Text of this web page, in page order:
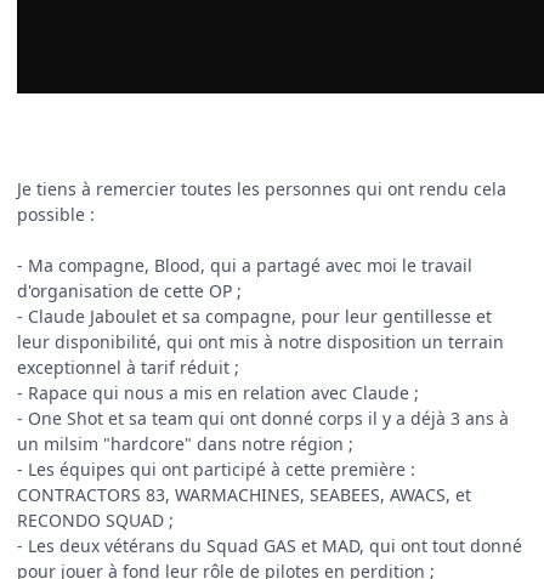
Je tiens à remercier toutes les personnes qui ont rendu cela
possible :
- Ma compagne, Blood, qui a partagé avec moi le travail
d'organisation de cette OP ;
- Claude Jaboulet et sa compagne, pour leur gentillesse et
leur disponibilité, qui ont mis à notre disposition un terrain
exceptionnel à tarif réduit ;
- Rapace qui nous a mis en relation avec Claude ;
- One Shot et sa team qui ont donné corps il y a déjà 3 ans à
un milsim "hardcore" dans notre région ;
- Les équipes qui ont participé à cette première :
CONTRACTORS 83, WARMACHINES, SEABEES, AWACS, et
RECONDO SQUAD ;
- Les deux vétérans du Squad GAS et MAD, qui ont tout donné
pour jouer à fond leur rôle de pilotes en perdition ;